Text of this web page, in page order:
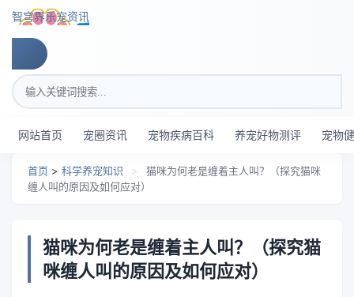
跳转到主要内容
智穹界乐宠资讯
搜索关键词
网站首页 宠圈资讯 宠物疾病百科 养宠好物测评 宠物
首页 > 科学养宠知识 >
猫咪为何老是缠着主人叫？（探究猫咪
缠人叫的原因及如何应对）
猫咪为何老是缠着主人叫？（探究猫
咪缠人叫的原因及如何应对）